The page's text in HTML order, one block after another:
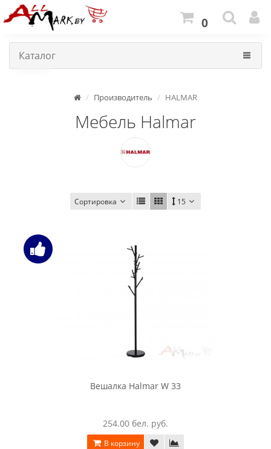
0
Каталог
Производитель HALMAR
Мебель Halmar
Сортировка 15
Вешалка Halmar W 33
254.00 бел. руб.
В корзину